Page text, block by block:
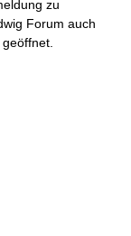
zu
Forum auch